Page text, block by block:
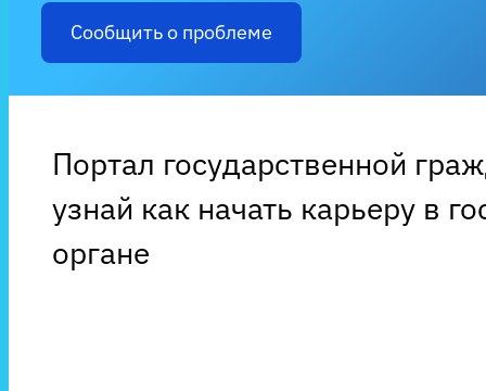
Сообщить о проблеме
Портал государственной
узнай как начать карьеру в
органе